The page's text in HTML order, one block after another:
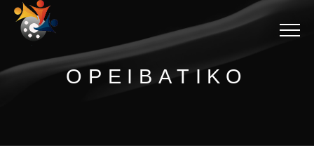
ΟΡΕΙΒΑΤΙΚΟ